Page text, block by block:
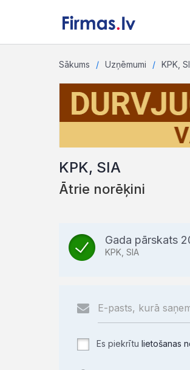
Sākums Uzņēmumi KPK,
KPK, SIA
Ātrie norēķini
Gada pārskats
KPK, SIA
Es piekrītu lietošanas